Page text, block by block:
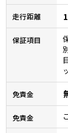
走行距離
保証項目
免責金
免責金